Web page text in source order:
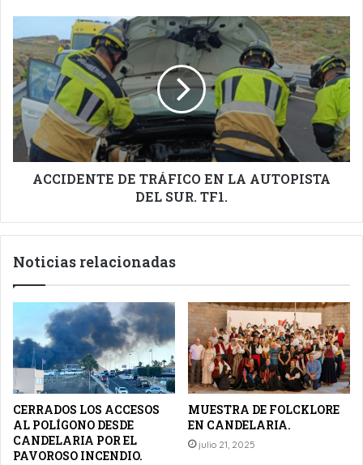
DE
TRÁFICO
EN
LA
AUTOPISTA
DEL
SUR.
TF1.
ACCIDENTE DE TRÁFICO EN LA AUTOPISTA
DEL SUR. TF1.
Noticias relacionadas
CERRADOS LOS ACCESOS
AL POLÍGONO DESDE
CANDELARIA POR EL
PAVOROSO INCENDIO.
MUESTRA DE FOLCKLORE
EN CANDELARIA.
julio 21, 2025